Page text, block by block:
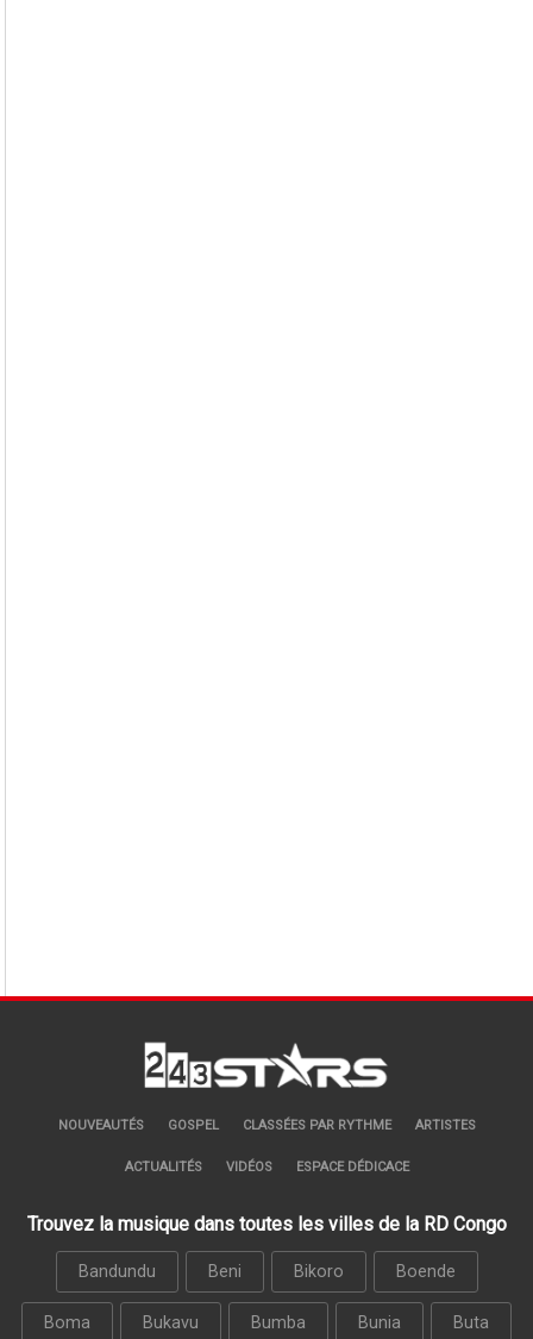
NOUVEAUTÉS GOSPEL CLASSÉES PAR RYTHME ARTISTES
ACTUALITÉS VIDÉOS ESPACE DÉDICACE
Trouvez la musique dans toutes les villes de la RD Congo
Bandundu Beni Bikoro Boende
Boma Bukavu Bumba Bunia Buta